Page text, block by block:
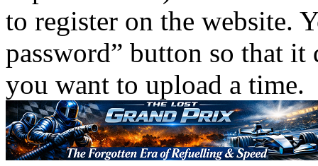
to register on the website.
password” button so that
you want to upload a time.